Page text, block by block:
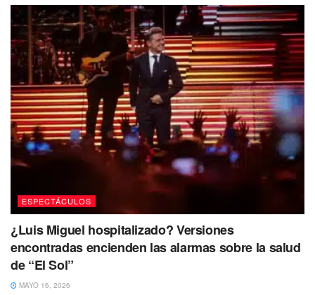
ESPECTÁCULOS
¿Luis Miguel hospitalizado? Versiones
encontradas encienden las alarmas sobre la salud
de “El Sol”
MAYO 16, 2026